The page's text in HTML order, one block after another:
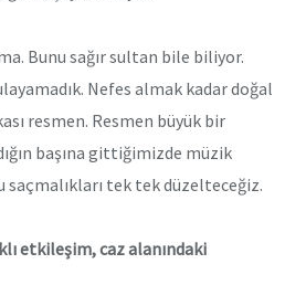
Bunu sağır sultan bile biliyor.
Nefes almak kadar doğal
resmen. Resmen büyük bir
başına gittiğimizde müzik
saçmalıkları tek tek düzelteceğiz.
etkileşim, caz alanındaki